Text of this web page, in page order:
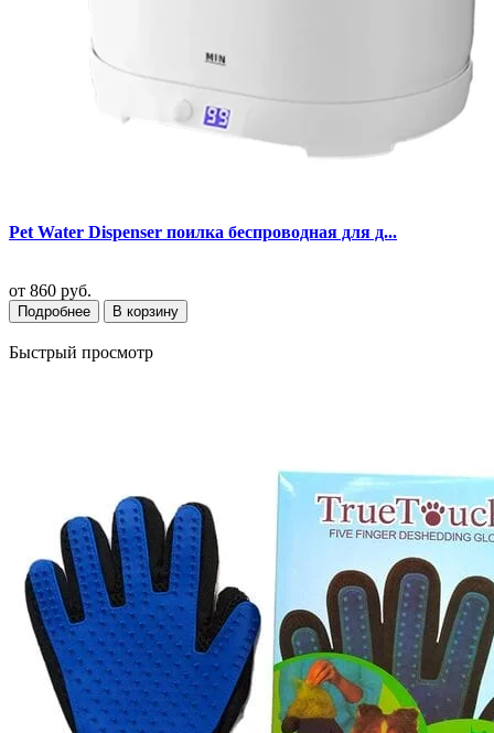
Pet Water Dispenser поилка беспроводная для д...
от 860 руб.
Подробнее В корзину
Быстрый просмотр